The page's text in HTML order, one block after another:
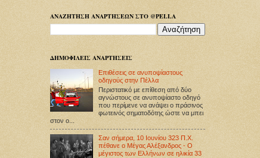
ΑΝΑΖΗΤΗΣΗ ΑΝΑΡΤΗΣΕΩΝ ΣΤΟ @PELLA
ΔΗΜΟΦΙΛΕΙΣ ΑΝΑΡΤΗΣΕΙΣ
Επιθέσεις σε ανυποψίαστους
οδηγούς στην Πέλλα
Περιστατικό με επίθεση από δύο
αγνώστους σε ανυποψίαστο οδηγό
που περίμενε να ανάψει ο πράσινος
φωτεινός σηματοδότης ώστε να μπει
στον ο...
Σαν σήμερα, 10 Ιουνίου 323 Π.Χ.
πέθανε ο Μέγας Αλέξανδρος - Ο
μέγιστος των Ελλήνων σε ηλικία 33